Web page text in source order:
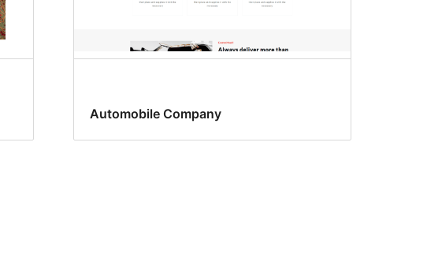
Automobile Company